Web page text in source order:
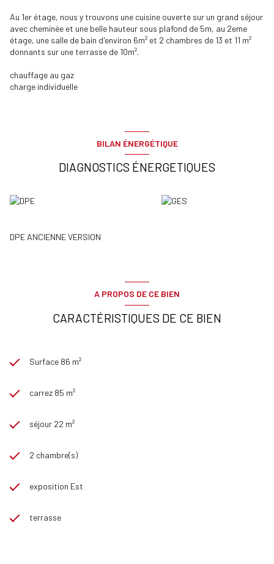
Au 1er étage, nous y trouvons une cuisine ouverte sur un grand séjour
avec cheminée et une belle hauteur sous plafond de 5m, au 2eme
étage, une salle de bain d'environ 6m² et 2 chambres de 13 et 11 m²
donnants sur une terrasse de 10m².
chauffage au gaz
charge individuelle
BILAN ÉNERGÉTIQUE
DIAGNOSTICS ÉNERGETIQUES
DPE ANCIENNE VERSION
A PROPOS DE CE BIEN
CARACTÉRISTIQUES DE CE BIEN
Surface 86 m²
carrez 85 m²
séjour 22 m²
2 chambre(s)
exposition Est
terrasse